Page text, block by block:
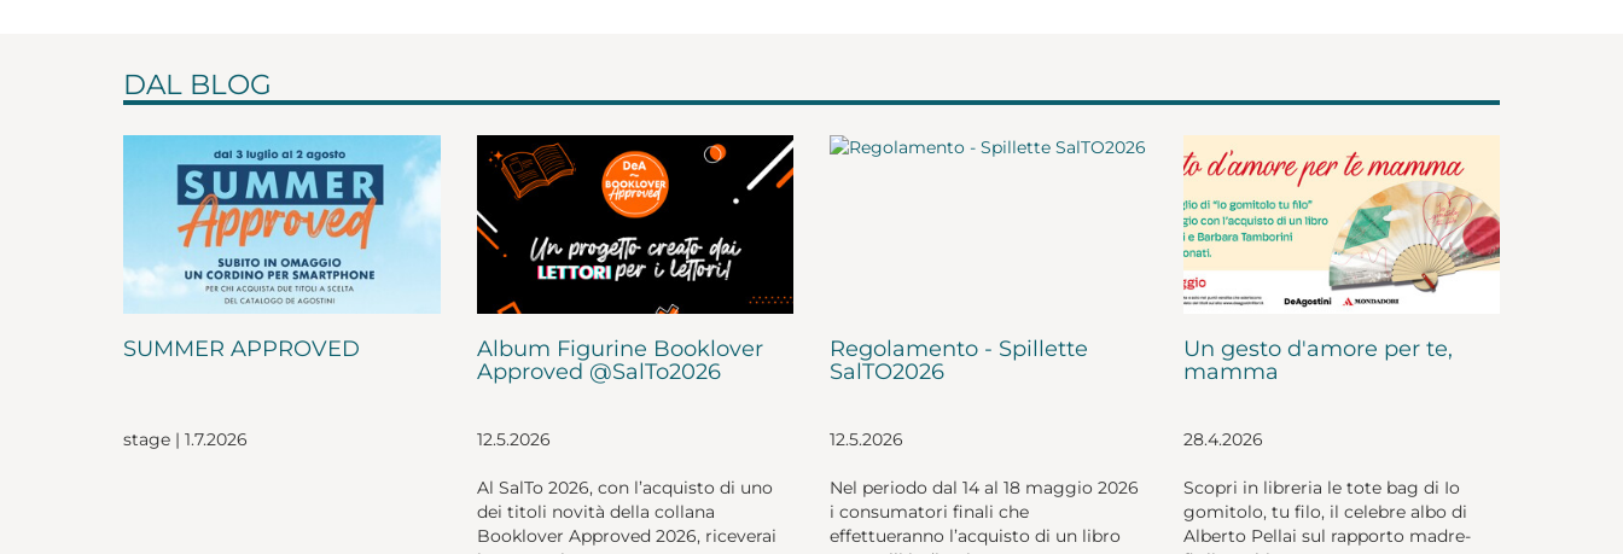
DAL BLOG
SUMMER APPROVED
stage | 1.7.2026
Album Figurine Booklover
Approved @SalTo2026
12.5.2026
Al SalTo 2026, con l’acquisto di uno
dei titoli novità della collana
Booklover Approved 2026, riceverai
Regolamento - Spillette
SalTO2026
12.5.2026
Nel periodo dal 14 al 18 maggio 2026
i consumatori finali che
effettueranno l’acquisto di un libro
Un gesto d'amore per te,
mamma
28.4.2026
Scopri in libreria le tote bag di Io
gomitolo, tu filo, il celebre albo di
Alberto Pellai sul rapporto madre-